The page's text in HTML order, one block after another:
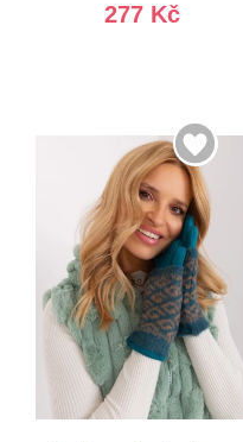
277 Kč
S/M
L/XL